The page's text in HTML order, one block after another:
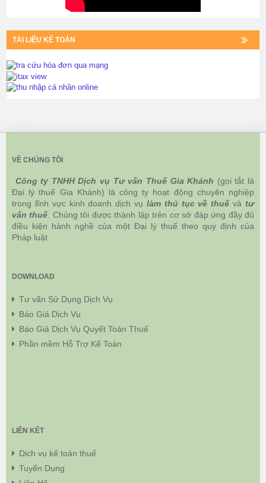
TÀI LIỆU KẾ TOÁN
VỀ CHÚNG TÔI
Công ty TNHH Dịch vụ Tư vấn Thuế Gia Khánh (gọi tắt là
Đại lý thuế Gia Khánh) là công ty hoạt động chuyên nghiệp
trong lĩnh vực kinh doanh dịch vụ làm thủ tục về thuếvàtư
vấn thuế. Chúng tôi được thành lập trên cơ sở đáp ứng đầy đủ
điều kiện hành nghề của một Đại lý thuế theo quy định của
Pháp luật.
DOWNLOAD
Tư vấn Sử Dụng Dịch Vụ
Báo Giá Dịch Vụ
Báo Giá Dịch Vụ Quyết Toán Thuế
Phần mềm Hỗ Trợ Kế Toán
LIÊN KẾT
Dịch vụ kế toán thuế
Tuyển Dụng